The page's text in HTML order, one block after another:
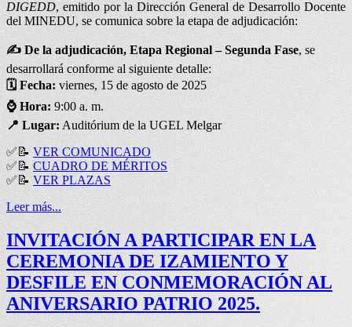
DIGEDD, emitido por la Dirección General de Desarrollo Docente
del MINEDU, se comunica sobre la etapa de adjudicación:
✍ De la adjudicación, Etapa Regional – Segunda Fase, se
desarrollará conforme al siguiente detalle:
🗓️Fecha:viernes, 15 de agosto de 2025
⌚Hora:9:00 a. m.
📍Lugar:Auditórium de la UGEL Melgar
✅ 📝VER COMUNICADO
✅ 📝CUADRO DE MÉRITOS
✅ 📝VER PLAZAS
Leer más...
INVITACIÓN A PARTICIPAR EN LA
CEREMONIA DE IZAMIENTO Y
DESFILE EN CONMEMORACIÓN AL
ANIVERSARIO PATRIO 2025.